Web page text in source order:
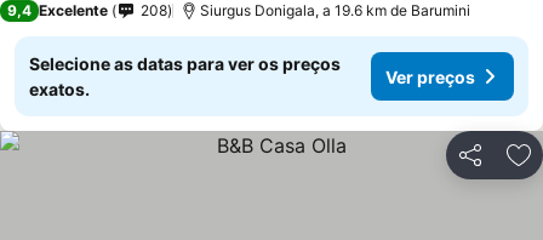
9,4 Excelente 208 Siurgus Donigala, a 19.6 km de Barumini
Selecione as datas para ver os preços
exatos.
Ver preços
Partilhar